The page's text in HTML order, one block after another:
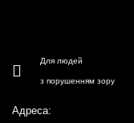
Для людей
з порушенням зору
Адреса: